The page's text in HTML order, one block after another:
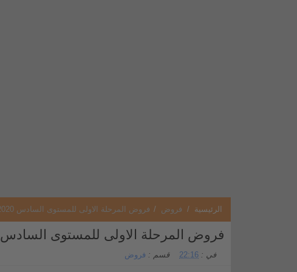
الرئيسية / فروض / فروض المرحلة الاولى للمستوى السادس 2020-2021 لجميع المواد word و pdf
فروض المرحلة الاولى للمستوى السادس 2020-2021 لجميع المواد word و pdf
في : 22:16 قسم : فروض